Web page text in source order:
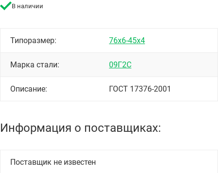
В наличии
Типоразмер: 76х6-45х4
Марка стали: 09Г2С
Описание: ГОСТ 17376-2001
Информация о поставщиках:
Поставщик не известен